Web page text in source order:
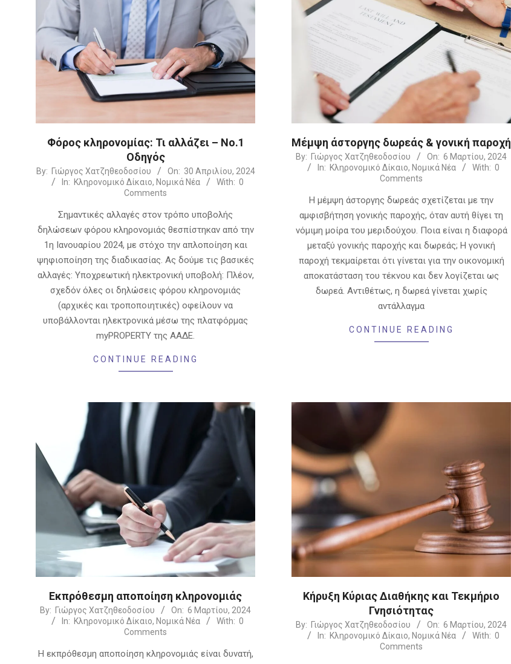
Φόρος κληρονομίας: Τι αλλάζει – No.1
Οδηγός
2024-
By: Γιώργος Χατζηθεοδοσίου On: 30 Απριλίου, 2024
In: Κληρονομικό Δίκαιο, Νομικά Νέα With: 0
Comments
Σημαντικές αλλαγές στον τρόπο υποβολής
δηλώσεων φόρου κληρονομιάς θεσπίστηκαν από την
1η Ιανουαρίου 2024, με στόχο την απλοποίηση και
ψηφιοποίηση της διαδικασίας. Ας δούμε τις βασικές
αλλαγές: Υποχρεωτική ηλεκτρονική υποβολή: Πλέον,
σχεδόν όλες οι δηλώσεις φόρου κληρονομιάς
(αρχικές και τροποποιητικές) οφείλουν να
υποβάλλονται ηλεκτρονικά μέσω της πλατφόρμας
myPROPERTY της ΑΑΔΕ.
CONTINUE READING
Μέμψη άστοργης δωρεάς & γονική παροχή
2024-
By: Γιώργος Χατζηθεοδοσίου On: 6 Μαρτίου, 2024
In: Κληρονομικό Δίκαιο, Νομικά Νέα With: 0
Comments
Η μέμψη άστοργης δωρεάς σχετίζεται με την
αμφισβήτηση γονικής παροχής, όταν αυτή θίγει τη
νόμιμη μοίρα του μεριδούχου. Ποια είναι η διαφορά
μεταξύ γονικής παροχής και δωρεάς; Η γονική
παροχή τεκμαίρεται ότι γίνεται για την οικονομική
αποκατάσταση του τέκνου και δεν λογίζεται ως
δωρεά. Αντιθέτως, η δωρεά γίνεται χωρίς
αντάλλαγμα
CONTINUE READING
Εκπρόθεσμη αποποίηση κληρονομιάς
2024-
By: Γιώργος Χατζηθεοδοσίου On: 6 Μαρτίου, 2024
In: Κληρονομικό Δίκαιο, Νομικά Νέα With: 0
Comments
Η εκπρόθεσμη αποποίηση κληρονομιάς είναι δυνατή,
Κήρυξη Κύριας Διαθήκης και Τεκμήριο
Γνησιότητας
2024-
By: Γιώργος Χατζηθεοδοσίου On: 6 Μαρτίου, 2024
In: Κληρονομικό Δίκαιο, Νομικά Νέα With: 0
Comments